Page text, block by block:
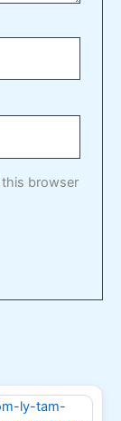
this browser